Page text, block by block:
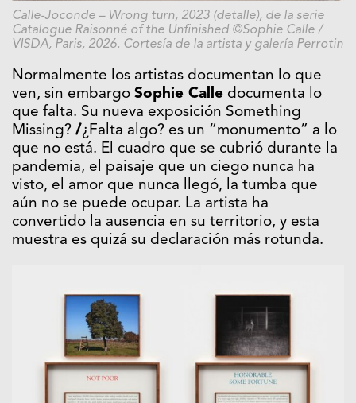
Calle-Joconde – Wrong turn, 2023 (detalle), de la serie
Catalogue Raisonné of the Unfinished ©Sophie Calle /
VISDA, Paris, 2026. Cortesía de la artista y galería Perrotin
Normalmente los artistas documentan lo que
ven, sin embargo Sophie Calle documenta lo
que falta. Su nueva exposición Something
Missing? /¿Falta algo? es un “monumento” a lo
que no está. El cuadro que se cubrió durante la
pandemia, el paisaje que un ciego nunca ha
visto, el amor que nunca llegó, la tumba que
aún no se puede ocupar. La artista ha
convertido la ausencia en su territorio, y esta
muestra es quizá su declaración más rotunda.